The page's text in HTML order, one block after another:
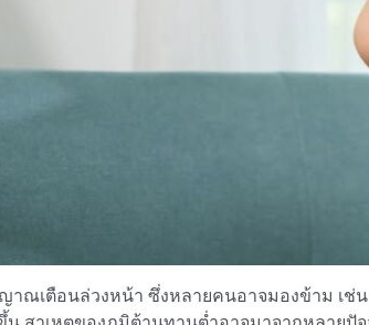
เตือนล่วงหน้า ซึ่งหลายคนอาจมองข้าม เช่น